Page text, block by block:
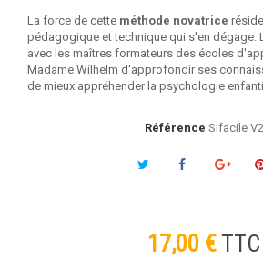
La force de cette méthode novatrice
pédagogique et technique qui s'en dégage.
avec les maîtres formateurs des écoles
Madame Wilhelm d'approfondir ses
de mieux appréhender la psychologie
Référence Sifacile V2
17,00 € TTC